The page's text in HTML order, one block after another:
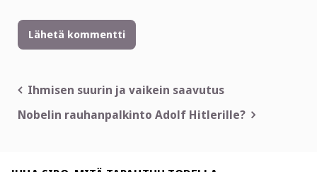
Artikkelien
selaus
Ihmisen suurin ja vaikein saavutus
Nobelin rauhanpalkinto Adolf Hitlerille?